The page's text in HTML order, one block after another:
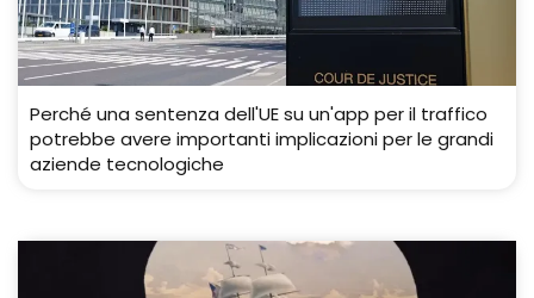
Perché una sentenza dell'UE su un'app per il traffico
potrebbe avere importanti implicazioni per le grandi
aziende tecnologiche